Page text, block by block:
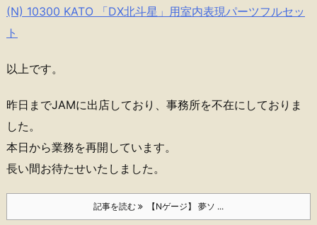
(N) 10300 KATO 「DX北斗星」用室内表現パーツフルセッ
ト
以上です。
昨日までJAMに出店しており、事務所を不在にしておりま
した。
本日から業務を再開しています。
長い間お待たせいたしました。
記事を読む 【Nゲージ】 夢ソ ...